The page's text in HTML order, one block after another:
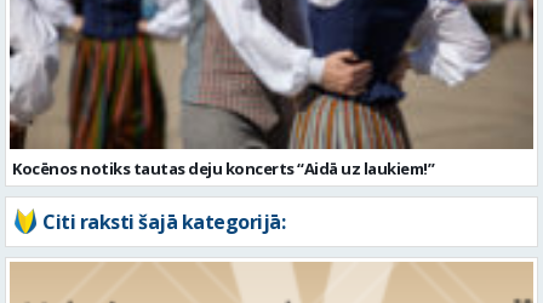
Kocēnos notiks tautas deju koncerts “Aidā uz laukiem!”
Citi raksti šajā kategorijā: